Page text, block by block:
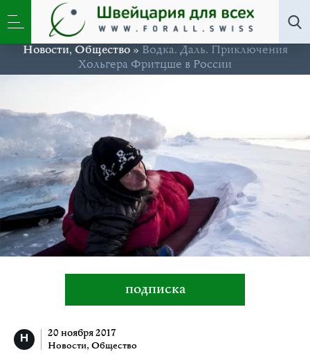
Новости,Общество» Водка. Даль. Приключения
Хольгера Фритцше в России
подписка
20 ноября 2017
Новости, Общество